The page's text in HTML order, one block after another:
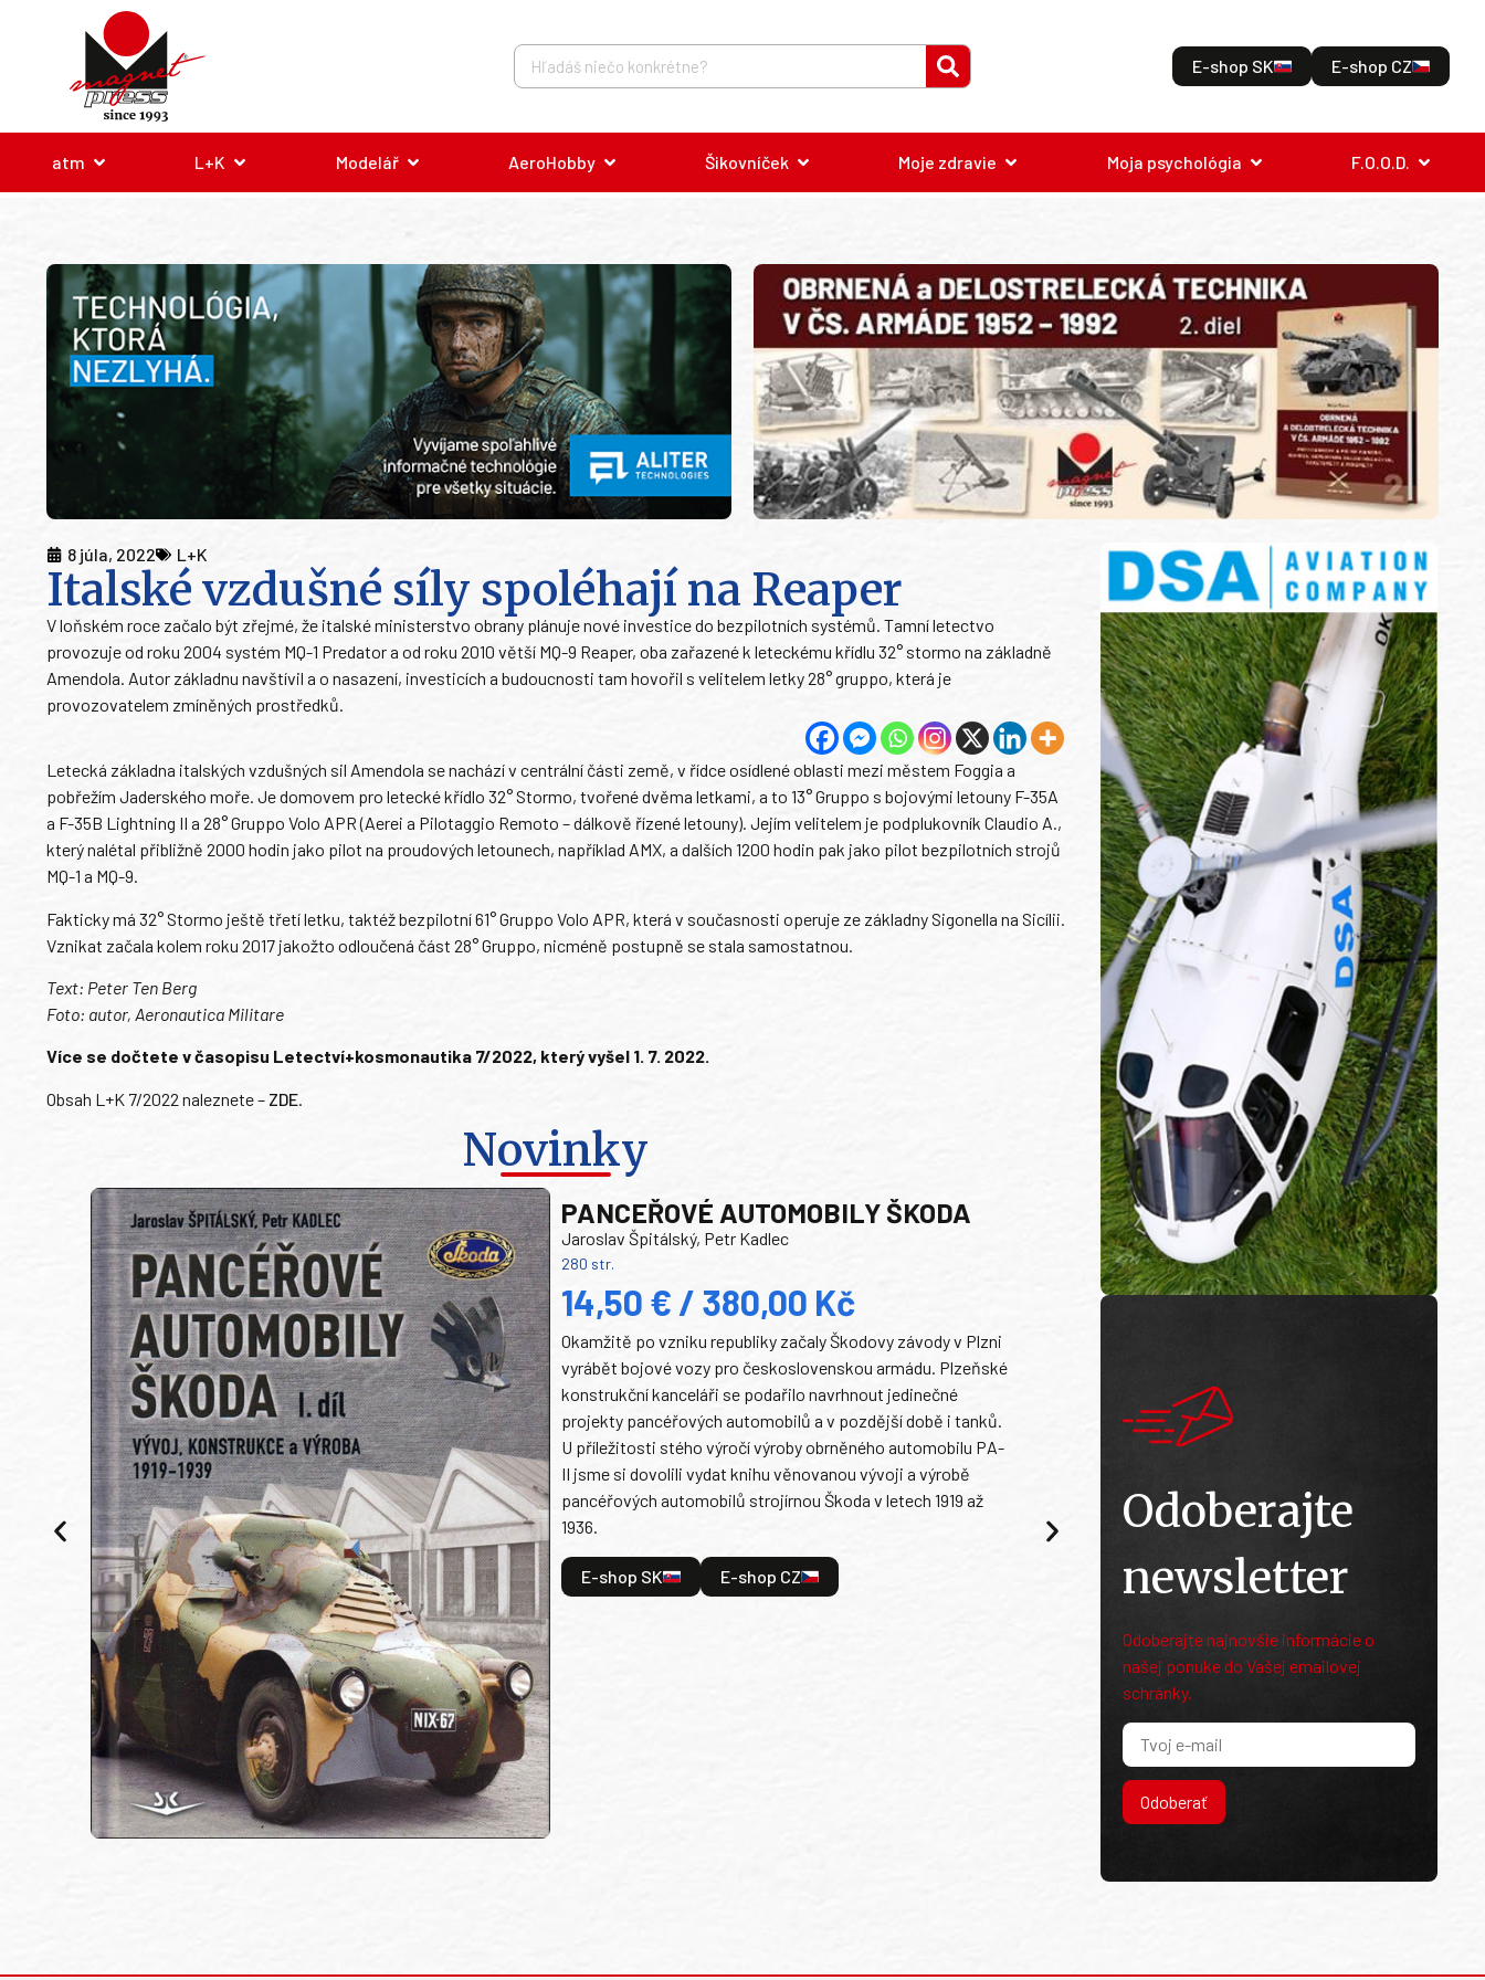
E-shop SK E-shop CZ
atm L+K Modelář AeroHobby Šikovníček Moje zdravie Moja psychológia F.O.O.D.
8 júla, 2022 L+K
Italské vzdušné síly spoléhají na Reaper
V loňském roce začalo být zřejmé, že italské ministerstvo obrany plánuje nové investice do bezpilotních systémů. Tamní letectvo
provozuje od roku 2004 systém MQ-1 Predator a od roku 2010 větší MQ-9 Reaper, oba zařazené k leteckému křídlu 32° stormo na základně
Amendola. Autor základnu navštívil a o nasazení, investicích a budoucnosti tam hovořil s velitelem letky 28° gruppo, která je
provozovatelem zmíněných prostředků.
Letecká základna italských vzdušných sil Amendola se nachází v centrální části země, v řídce osídlené oblasti mezi městem Foggia a
pobřežím Jaderského moře. Je domovem pro letecké křídlo 32° Stormo, tvořené dvěma letkami, a to 13° Gruppo s bojovými letouny F-35A
a F-35B Lightning II a 28° Gruppo Volo APR (Aerei a Pilotaggio Remoto – dálkově řízené letouny). Jejím velitelem je podplukovník Claudio A.,
který nalétal přibližně 2000 hodin jako pilot na proudových letounech, například AMX, a dalších 1200 hodin pak jako pilot bezpilotních strojů
MQ-1 a MQ-9.
Fakticky má 32° Stormo ještě třetí letku, taktéž bezpilotní 61° Gruppo Volo APR, která v současnosti operuje ze základny Sigonella na Sicílii.
Vznikat začala kolem roku 2017 jakožto odloučená část 28° Gruppo, nicméně postupně se stala samostatnou.
Text: Peter Ten Berg
Foto: autor, Aeronautica Militare
Více se dočtete v časopisu Letectví+kosmonautika 7/2022, který vyšel 1. 7. 2022.
Obsah L+K 7/2022 naleznete – ZDE
Novinky
PANCEŘOVÉ AUTOMOBILY ŠKODA
Jaroslav Špitálský, Petr Kadlec
280 str.
14,50 € / 380,00 Kč
Okamžitě po vzniku republiky začaly Škodovy závody v Plzni
vyrábět bojové vozy pro československou armádu. Plzeňské
konstrukční kanceláři se podařilo navrhnout jedinečné
projekty pancéřových automobilů a v pozdější době i tanků.
U příležitosti stého výročí výroby obrněného automobilu PA-
II jsme si dovolili vydat knihu věnovanou vývoji a výrobě
pancéřových automobilů strojírnou Škoda v letech 1919 až
1936.
E-shop SK E-shop CZ
Odoberajte
newsletter
Odoberajte najnovšie informácie o
našej ponuke do Vašej emailovej
schránky.
Odoberať